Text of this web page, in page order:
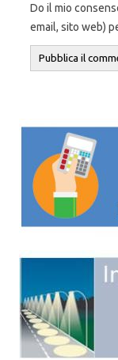
Do il mio
email, sito web)